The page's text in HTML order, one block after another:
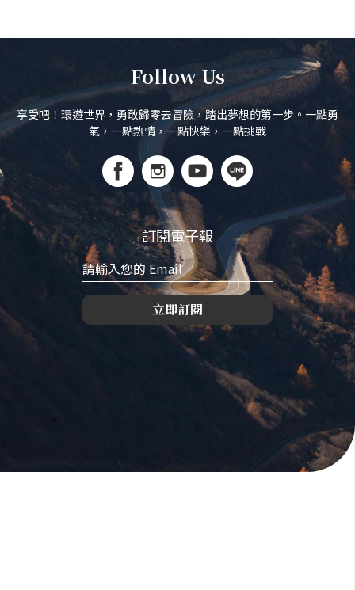
Follow Us
享受吧！環遊世界，勇敢歸零去冒險，踏出夢想的第一步。一點勇
氣，一點熱情，一點快樂，一點挑戰
訂閱電子報
立即訂閱